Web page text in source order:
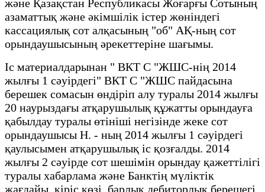
және Қазақстан Республикасы Жоғарғы Сотының
азаматтық және әкімшілік істер жөніндегі
кассациялық сот алқасының "об" АҚ-ның сот
орындаушысының әрекеттеріне шағымы.
Іс материалдарынан " ВКТ С "ЖШС-нің 2014
жылғы 1 сәуірдегі" ВКТ С "ЖШС пайдасына
берешек сомасын өндіріп алу туралы 2014 жылғы
20 наурыздағы атқарушылық құжатты орындауға
қабылдау туралы өтініші негізінде жеке сот
орындаушысы Н. - ның 2014 жылғы 1 сәуірдегі
қаулысымен атқарушылық іс қозғалды. 2014
жылғы 2 сәуірде сот шешімін орындау қажеттілігі
туралы хабарлама және Банктің мүліктік
жағдайы, кіріс көзі, барлық дебиторлық берешегі